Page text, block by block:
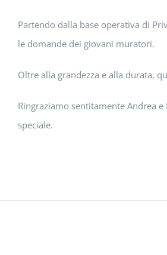
Partendo dalla base operativa di
le domande dei giovani muratori.
Oltre alla grandezza e alla durata,
Ringraziamo sentitamente Andrea
speciale.